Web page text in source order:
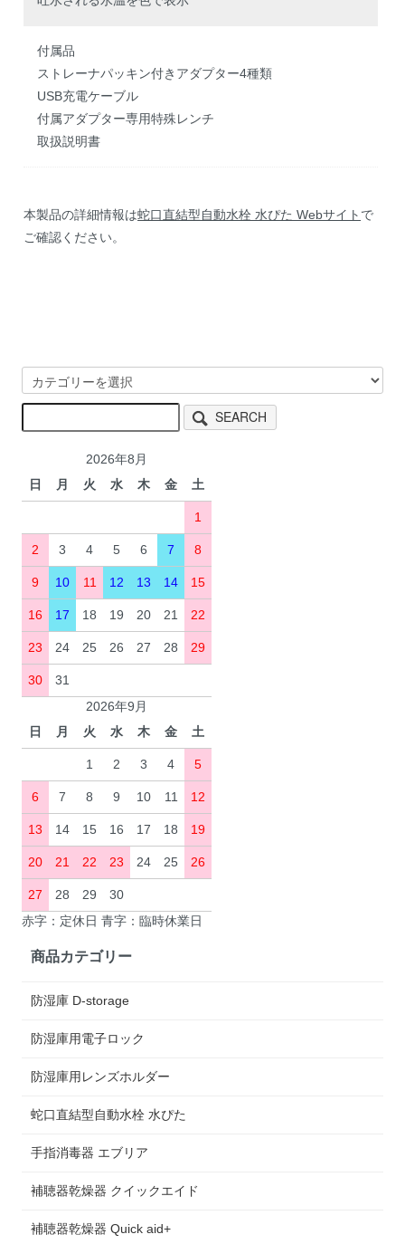
付属品
ストレーナパッキン付きアダプター4種類
USB充電ケーブル
付属アダプター専用特殊レンチ
取扱説明書
本製品の詳細情報は蛇口直結型自動水栓 水ぴた Webサイト で
ご確認ください。
SEARCH
2026年8月
日
月 火 水 木 金 土
1
2 3 4 5 6 7 8
9 10 11 12 13 14 15
16 17 18 19 20 21 22
23 24 25 26 27 28 29
30
31
2026年9月
日
月 火 水 木 金 土
1 2 3 4 5
6 7 8 9 10 11 12
13 14 15 16 17 18 19
20 21 22 23 24 25 26
27 28 29
30
赤字：定休日 青字：臨時休業日
商品カテゴリー
防湿庫 D-storage
防湿庫用電子ロック
防湿庫用レンズホルダー
蛇口直結型自動水栓 水ぴた
手指消毒器 エブリア
補聴器乾燥器 クイックエイド
補聴器乾燥器 Quick aid+